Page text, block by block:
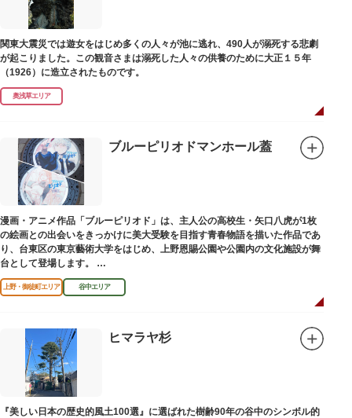
関東大震災では遊女をはじめ多くの人々が池に逃れ、490人が溺死する悲劇
が起こりました。この観音さまは溺死した人々の供養のために大正１５年
（1926）に造立されたものです。
奥浅草エリア
ブルーピリオドマンホール蓋
漫画・アニメ作品「ブルーピリオド」は、主人公の高校生・矢口八虎が1枚
の絵画との出会いをきっかけに美大受験を目指す青春物語を描いた作品であ
り、台東区の東京藝術大学をはじめ、上野恩賜公園や公園内の文化施設が舞
台として登場します。
区にゆかりのある本作品を通して、新たな観光スポット創出による誘客促進
と区内観光客の回遊性向上を図るため、こちらのマンホール蓋を設置しまし
設置年月日：令和4年3月1日
上野・御徒町エリア 谷中エリア
ヒマラヤ杉
『美しい日本の歴史的風土100選』に選ばれた樹齢90年の谷中のシンボル的